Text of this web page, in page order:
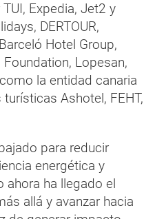
Expedia, Jet2 y
DERTOUR,
Hotel Group,
Lopesan,
la entidad canaria
Ashotel, FEHT,
para reducir
energética y
ahora ha llegado el
allá y avanzar hacia